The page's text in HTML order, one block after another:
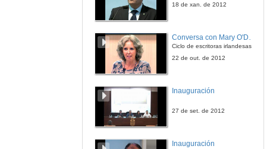
25 de out. de 2021
29 de out. de 2021
18 de xan. de 2012
Conversa con Mary O'Donnell
Ciclo de escritoras irlandesas
22 de out. de 2012
Inauguración
27 de set. de 2012
Inauguración